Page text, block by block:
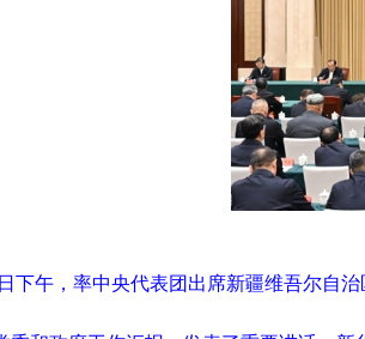
下午，率中央代表团出席新疆维吾尔自